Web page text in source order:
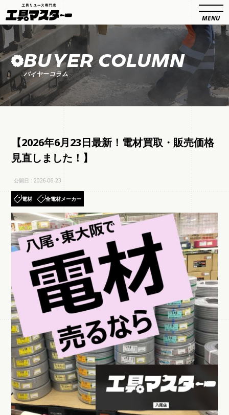
BUYER COLUMN
バイヤーコラム
【2026年6月23日最新！電材買取・販売価格
見直しました！】
公開日 : 2026-06-23
電材 全電材メーカー